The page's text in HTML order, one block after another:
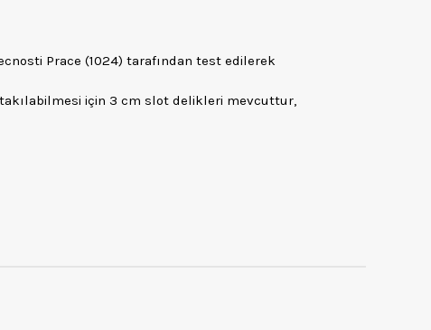
Prace (1024) tarafından test edilerek
için 3 cm slot delikleri mevcuttur,